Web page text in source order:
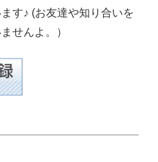
す♪ (お友達や知り合いを
せんよ。）